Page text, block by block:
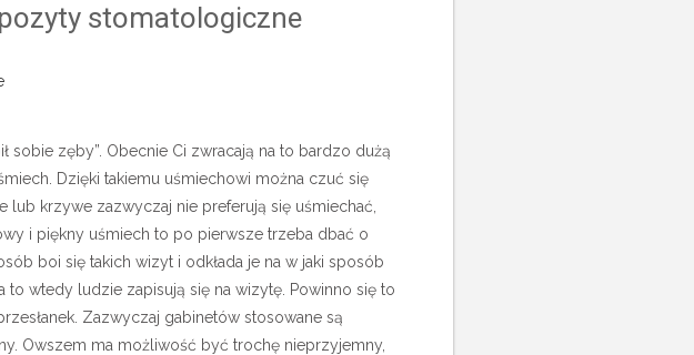
stomatologiczne
sobie zęby”. Obecnie Ci zwracają na to bardzo dużą
Dzięki takiemu uśmiechowi można czuć się
lub krzywe zazwyczaj nie preferują się uśmiechać,
i piękny uśmiech to po pierwsze trzeba dbać o
boi się takich wizyt i odkłada je na w jaki sposób
wtedy ludzie zapisują się na wizytę. Powinno się to
Zazwyczaj gabinetów stosowane są
Owszem ma możliwość być trochę nieprzyjemny,